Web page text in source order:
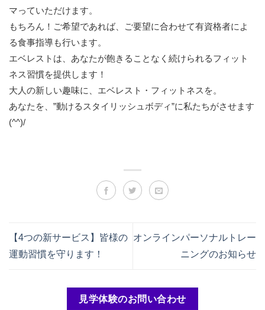
マっていただけます。
もちろん！ご希望であれば、ご要望に合わせて有資格者によ
る食事指導も行います。
エベレストは、あなたが飽きることなく続けられるフィット
ネス習慣を提供します！
大人の新しい趣味に、エベレスト・フィットネスを。
あなたを、”動けるスタイリッシュボディ”に私たちがさせます
(^^)/
【4つの新サービス】皆様の
運動習慣を守ります！
オンラインパーソナルトレー
ニングのお知らせ
見学体験のお問い合わせ